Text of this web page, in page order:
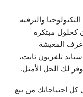
والترفيه
كحلول مبتكرة
المعيشة
تلفزيون ثابت،
لك الحل الأمثل.
احتياجاتك من بيع